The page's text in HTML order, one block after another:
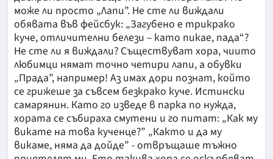
може ли просто „Лапи”. Не сте ли виждали
обявата във фейсбук: „Загубено е трикрако
куче, отличителни белези – като пикае, пада“?
Не сте ли я виждали? Съществуват хора, чиито
любимци нямат точно четири лапи, а обувки
„Прада”, например! Аз имах дори познат, който
се грижеше за съвсем безкрако куче. Истински
самарянин. Като го изведе в парка по нужда,
хората се събираха смутени и го питат: „Как му
викате на това кученце?” „Както и да му
викаме, няма да дойде” - отвръщаше тъжно